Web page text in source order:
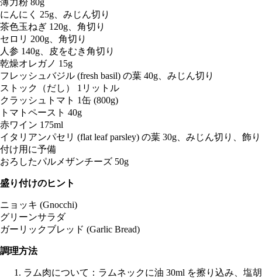
にんにく 25g、みじん切り
茶色玉ねぎ 120g、角切り
セロリ 200g、角切り
人参 140g、皮をむき角切り
乾燥オレガノ 15g
フレッシュバジル (fresh basil) の葉 40g、みじん切り
ストック（だし） 1リットル
クラッシュトマト 1缶 (800g)
トマトペースト 40g
赤ワイン 175ml
イタリアンパセリ (flat leaf parsley) の葉 30g、みじん切り、飾り
付け用に予備
おろしたパルメザンチーズ 50g
盛り付けのヒント
ニョッキ (Gnocchi)
グリーンサラダ
ガーリックブレッド (Garlic Bread)
調理方法
ラム肉について：ラムネックに油 30ml を擦り込み、塩胡